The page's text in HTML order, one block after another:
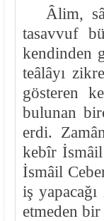
Âlim,
tasavvuf
kendinden
teâlâyı
gösteren
bulunan
erdi.
kebîr
İsmâil
iş
etmeden bir